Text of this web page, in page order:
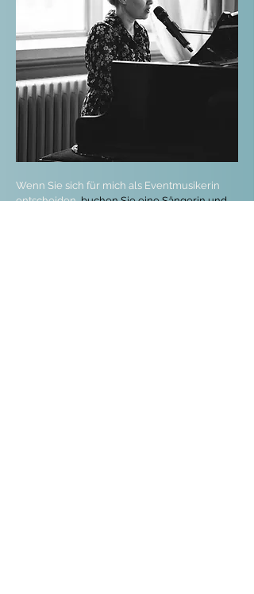
Wenn Sie sich für mich als Eventmusikerin
entscheiden,buchen Sie eine Sängerin und